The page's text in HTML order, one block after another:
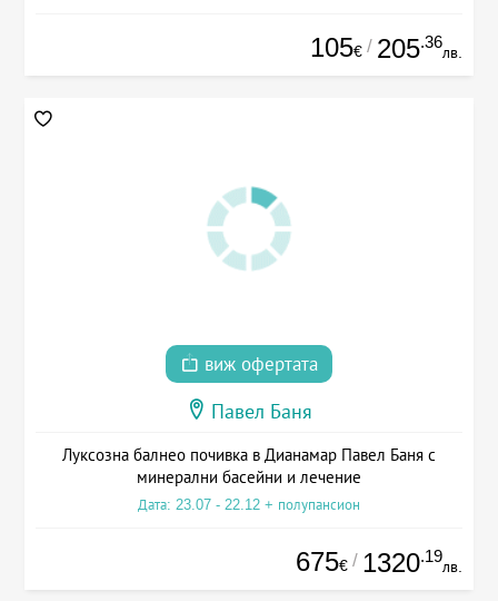
105€ / 205.36
лв.
виж офертата
Павел Баня
Луксозна балнео почивка в Дианамар Павел Баня с
минерални басейни и лечение
Дата: 23.07 - 22.12 + полупансион
675€ / 1320.19
лв.